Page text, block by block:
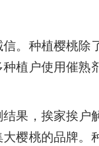
。种植樱桃除
植户使用催熟
果，挨家挨户
樱桃的品牌。